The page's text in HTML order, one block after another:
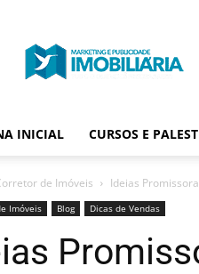
Publicidade
Imobiliária
INICIAL CURSOS E
de Imóveis Ideias
Imóveis Blog Dicas de Vendas